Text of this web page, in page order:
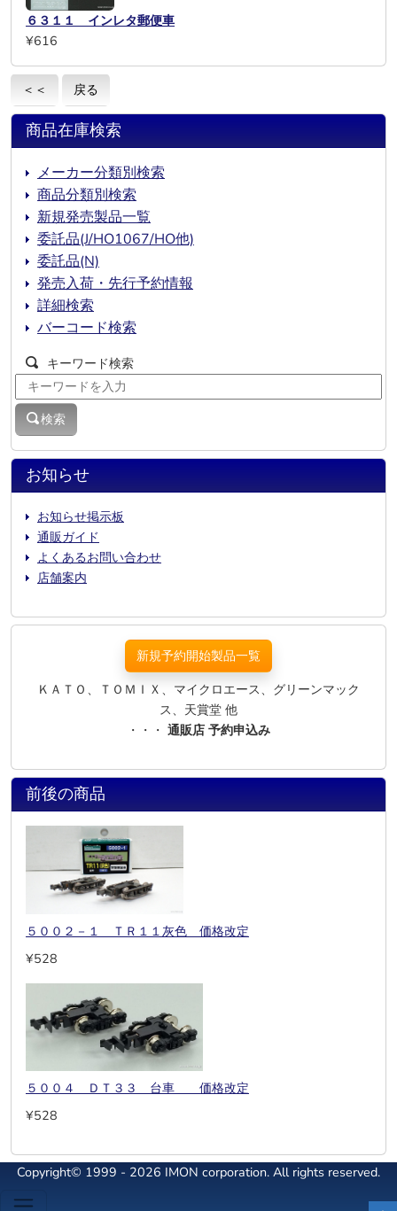
６３１１ インレタ郵便車
¥616
＜＜ 戻る
お知らせ
お知らせ掲示板
通販ガイド
よくあるお問い合わせ
店舗案内
商品在庫検索
メーカー分類別検索
商品分類別検索
新規発売製品一覧
委託品(J/HO1067/HO他)
委託品(N)
発売入荷・先行予約情報
詳細検索
バーコード検索
キーワード検索
検索
新規予約開始製品一覧
ＫＡＴＯ、ＴＯＭＩＸ、マイクロエース、グリーンマック
ス、天賞堂 他
・・・ 通販店 予約申込み
前後の商品
５００２－１ ＴＲ１１灰色 価格改定
¥528
５００４ ＤＴ３３ 台車 価格改定
¥528
Copyright© 1999 - 2026 IMON corporation. All rights reserved.